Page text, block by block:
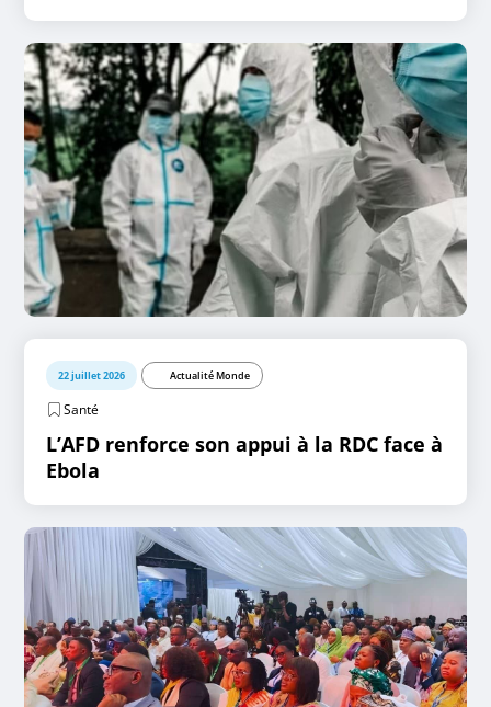
22 juillet 2026 Actualité Monde
Santé
L’AFD renforce son appui à la RDC face à
Ebola